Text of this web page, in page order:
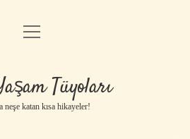
Anasayfa
Yasal Uyarı
menüyü
Tüyoları
neşe katan kısa hikayeler!